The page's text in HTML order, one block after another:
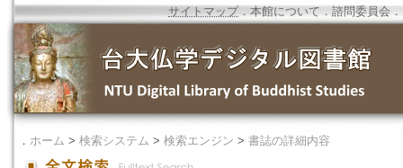
サイトマップ．本館について ． 諮問委員会 ．
． ホーム > 検索システム > 検索エンジン > 書誌の詳細内容